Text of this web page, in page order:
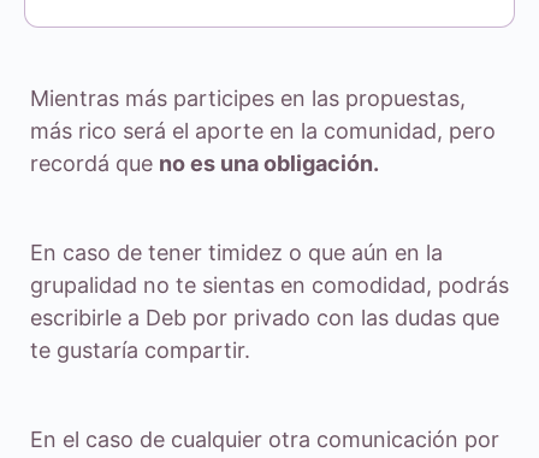
Mientras más participes en las propuestas,
más rico será el aporte en la comunidad, pero
recordá que no es una obligación.
En caso de tener timidez o que aún en la
grupalidad no te sientas en comodidad, podrás
escribirle a Deb por privado con las dudas que
te gustaría compartir.
En el caso de cualquier otra comunicación por